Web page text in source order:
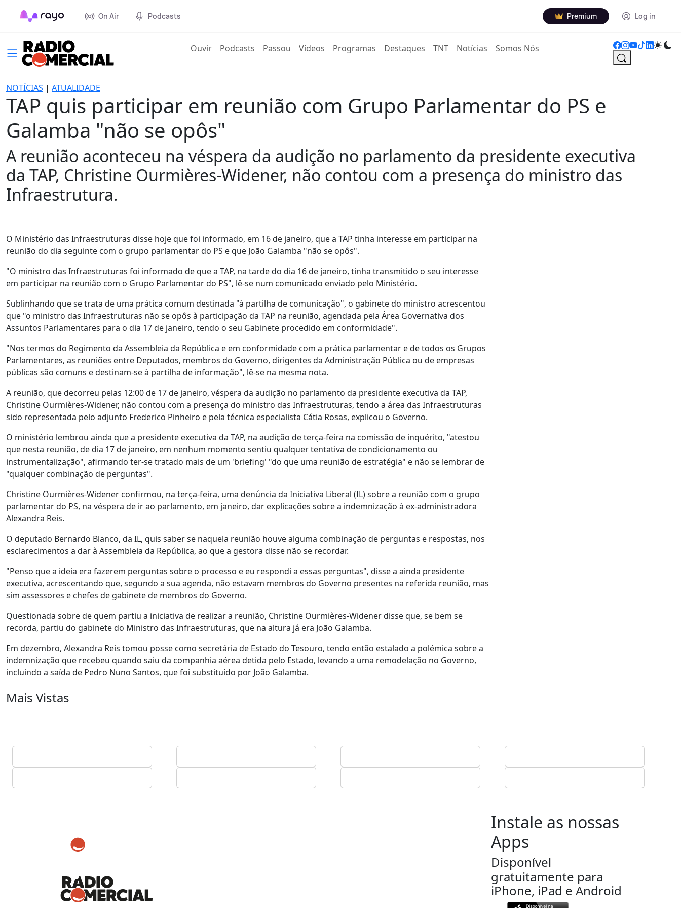
On Air Podcasts Premium Log in
Ouvir(current)
Podcasts Passou Vídeos Programas Destaques TNT Notícias Somos Nós
NOTÍCIAS | ATUALIDADE
TAP quis participar em reunião com Grupo Parlamentar do PS e
Galamba "não se opôs"
A reunião aconteceu na véspera da audição no parlamento da presidente executiva
da TAP, Christine Ourmières-Widener, não contou com a presença do ministro das
Infraestrutura.
O Ministério das Infraestruturas disse hoje que foi informado, em 16 de janeiro, que a TAP tinha interesse em participar na
reunião do dia seguinte com o grupo parlamentar do PS e que João Galamba "não se opôs".
"O ministro das Infraestruturas foi informado de que a TAP, na tarde do dia 16 de janeiro, tinha transmitido o seu interesse
em participar na reunião com o Grupo Parlamentar do PS", lê-se num comunicado enviado pelo Ministério.
Sublinhando que se trata de uma prática comum destinada "à partilha de comunicação", o gabinete do ministro acrescentou
que "o ministro das Infraestruturas não se opôs à participação da TAP na reunião, agendada pela Área Governativa dos
Assuntos Parlamentares para o dia 17 de janeiro, tendo o seu Gabinete procedido em conformidade".
"Nos termos do Regimento da Assembleia da República e em conformidade com a prática parlamentar e de todos os Grupos
Parlamentares, as reuniões entre Deputados, membros do Governo, dirigentes da Administração Pública ou de empresas
públicas são comuns e destinam-se à partilha de informação", lê-se na mesma nota.
A reunião, que decorreu pelas 12:00 de 17 de janeiro, véspera da audição no parlamento da presidente executiva da TAP,
Christine Ourmières-Widener, não contou com a presença do ministro das Infraestruturas, tendo a área das Infraestruturas
sido representada pelo adjunto Frederico Pinheiro e pela técnica especialista Cátia Rosas, explicou o Governo.
O ministério lembrou ainda que a presidente executiva da TAP, na audição de terça-feira na comissão de inquérito, "atestou
que nesta reunião, de dia 17 de janeiro, em nenhum momento sentiu qualquer tentativa de condicionamento ou
instrumentalização", afirmando ter-se tratado mais de um 'briefing' "do que uma reunião de estratégia" e não se lembrar de
"qualquer combinação de perguntas".
Christine Ourmières-Widener confirmou, na terça-feira, uma denúncia da Iniciativa Liberal (IL) sobre a reunião com o grupo
parlamentar do PS, na véspera de ir ao parlamento, em janeiro, dar explicações sobre a indemnização à ex-administradora
Alexandra Reis.
O deputado Bernardo Blanco, da IL, quis saber se naquela reunião houve alguma combinação de perguntas e respostas, nos
esclarecimentos a dar à Assembleia da República, ao que a gestora disse não se recordar.
"Penso que a ideia era fazerem perguntas sobre o processo e eu respondi a essas perguntas", disse a ainda presidente
executiva, acrescentando que, segundo a sua agenda, não estavam membros do Governo presentes na referida reunião, mas
sim assessores e chefes de gabinete de membros do Governo.
Questionada sobre de quem partiu a iniciativa de realizar a reunião, Christine Ourmières-Widener disse que, se bem se
recorda, partiu do gabinete do Ministro das Infraestruturas, que na altura já era João Galamba.
Em dezembro, Alexandra Reis tomou posse como secretária de Estado do Tesouro, tendo então estalado a polémica sobre a
indemnização que recebeu quando saiu da companhia aérea detida pelo Estado, levando a uma remodelação no Governo,
incluindo a saída de Pedro Nuno Santos, que foi substituído por João Galamba.
Mais Vistas
Instale as nossas
Apps
Disponível
gratuitamente para
iPhone, iPad e Android